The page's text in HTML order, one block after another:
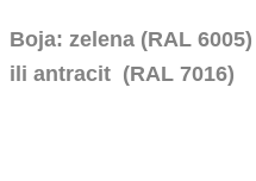
Boja: zelena (RAL 6005)
ili antracit (RAL 7016)